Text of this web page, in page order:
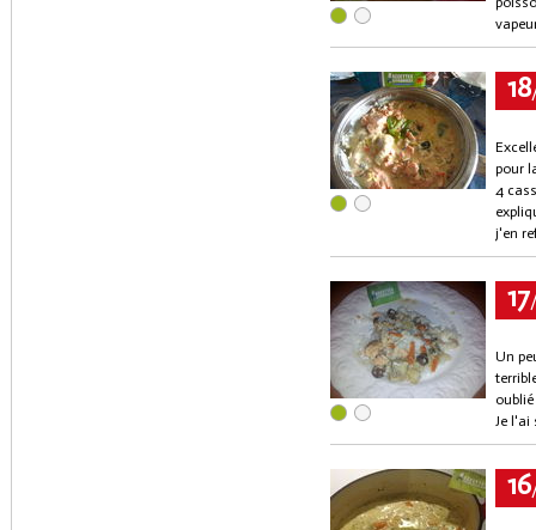
18
pour
4
j'en
17
Un
Je l'ai
16